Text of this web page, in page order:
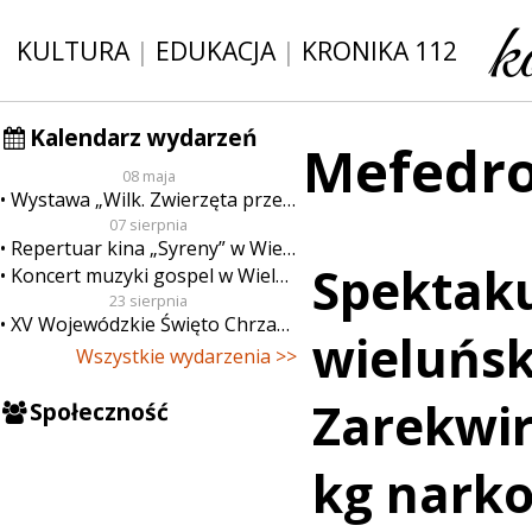
KULTURA| EDUKACJA| KRONIKA 112
Kalendarz wydarzeń
08 maja
Wystawa „Wilk. Zwierzęta przeklęte”
07 sierpnia
Repertuar kina „Syreny” w Wieluniu w dn. od 7 do 13 sierpnia
Koncert muzyki gospel w Wieluniu
23 sierpnia
XV Wojewódzkie Święto Chrzanu
Wszystkie wydarzenia >>
Społeczność
kg